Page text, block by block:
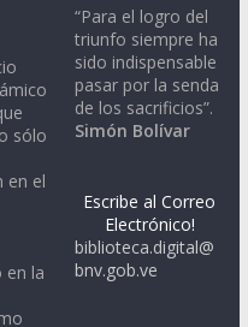
sólo
en el
en la
“Para el logro del
triunfo siempre ha
sido indispensable
pasar por la senda
de los sacrificios”.
Simón Bolívar
Escribe al Correo
Electrónico!
biblioteca.digital@
bnv.gob.ve